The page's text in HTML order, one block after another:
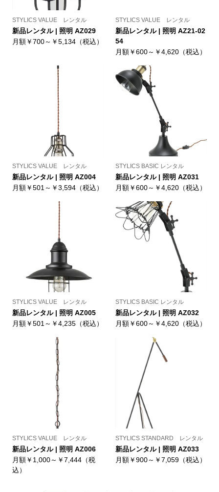
STYLICS VALUE レンタル
新品レンタル | 照明 AZ029
月額￥700～￥5,134（税込）
STYLICS VALUE レンタル
新品レンタル | 照明 AZ21-02
54
月額￥600～￥4,620（税込）
STYLICS VALUE レンタル
新品レンタル | 照明 AZ004
月額￥501～￥3,594（税込）
STYLICS BASIC レンタル
新品レンタル | 照明 AZ031
月額￥600～￥4,620（税込）
STYLICS VALUE レンタル
新品レンタル | 照明 AZ005
月額￥501～￥4,235（税込）
STYLICS BASIC レンタル
新品レンタル | 照明 AZ032
月額￥600～￥4,620（税込）
STYLICS VALUE レンタル
新品レンタル | 照明 AZ006
月額￥1,000～￥7,444（税
込）
STYLICS STANDARD レンタル
新品レンタル | 照明 AZ033
月額￥900～￥7,059（税込）